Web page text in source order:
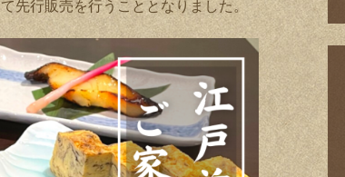
先行販売を行うこととなりました。